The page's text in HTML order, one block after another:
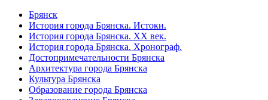
Брянск
История города Брянска. Истоки.
История города Брянска. XX век.
История города Брянска. Хронограф.
Достопримечательности Брянска
Архитектура города Брянска
Культура Брянска
Образование города Брянска